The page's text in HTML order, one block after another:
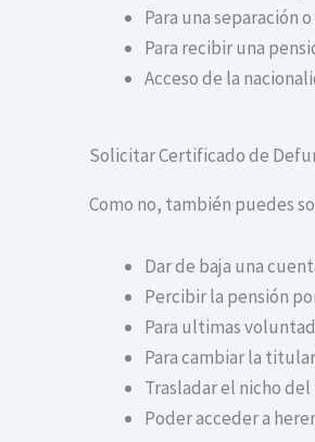
Para una separación
Para recibir una
Acceso de la
Solicitar Certificado de
Como no, también puedes
Dar de baja una
Percibir la pensión
Para ultimas
Para cambiar la
Trasladar el nicho
Poder acceder a